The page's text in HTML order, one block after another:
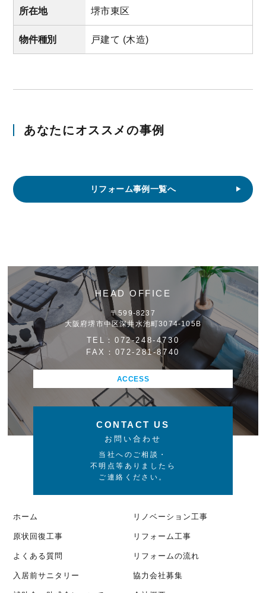
所在地 堺市東区
物件種別 戸建て (木造)
あなたにオススメの事例
リフォーム事例一覧へ
HEAD OFFICE
〒599-8237
大阪府堺市中区深井水池町3074-105B
TEL：072-248-4730
FAX：072-281-8740
ACCESS
CONTACT US
お問い合わせ
当社へのご相談・
不明点等ありましたら
ご連絡ください。
ホーム
原状回復工事
よくある質問
リノベーション工事
リフォーム工事
リフォームの流れ
入居前サニタリー 協力会社募集